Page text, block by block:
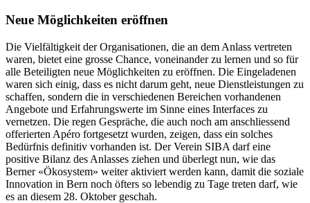
Neue Möglichkeiten eröffnen
Die Vielfältigkeit der Organisationen, die an dem Anlass vertreten
waren, bietet eine grosse Chance, voneinander zu lernen und so für
alle Beteiligten neue Möglichkeiten zu eröffnen. Die Eingeladenen
waren sich einig, dass es nicht darum geht, neue Dienstleistungen zu
schaffen, sondern die in verschiedenen Bereichen vorhandenen
Angebote und Erfahrungswerte im Sinne eines Interfaces zu
vernetzen. Die regen Gespräche, die auch noch am anschliessend
offerierten Apéro fortgesetzt wurden, zeigen, dass ein solches
Bedürfnis definitiv vorhanden ist. Der Verein SIBA darf eine
positive Bilanz des Anlasses ziehen und überlegt nun, wie das
Berner «Ökosystem» weiter aktiviert werden kann, damit die soziale
Innovation in Bern noch öfters so lebendig zu Tage treten darf, wie
es an diesem 28. Oktober geschah.